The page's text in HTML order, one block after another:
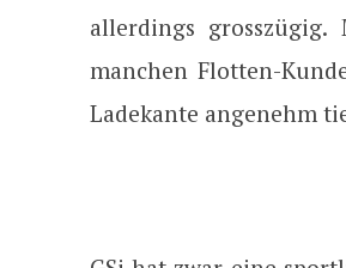
allerdings
manchen Flotten-
Ladekante angenehm